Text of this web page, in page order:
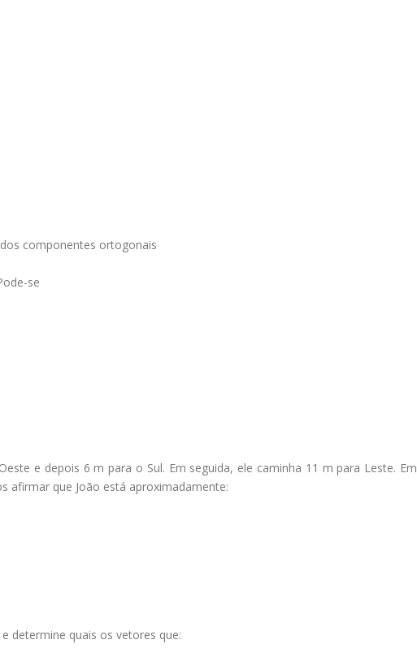
componentes ortogonais
se
e depois 6 m para o Sul. Em seguida, ele caminha 11 m para Leste. Em
afirmar que João está aproximadamente:
determine quais os vetores que: